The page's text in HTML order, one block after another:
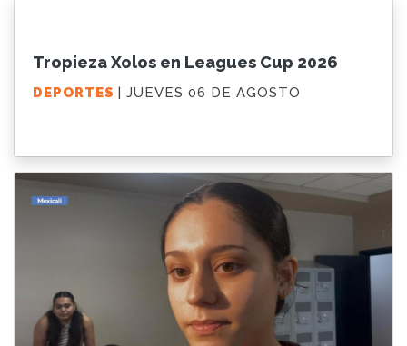
Tropieza Xolos en Leagues Cup 2026
DEPORTES | JUEVES 06 DE AGOSTO